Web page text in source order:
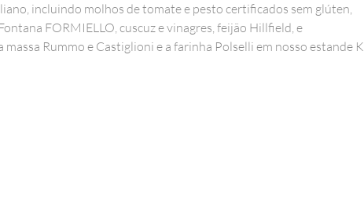
incluindo molhos de tomate e pesto certificados sem glúten,
FORMIELLO, cuscuz e vinagres, feijão Hillfield, e
Rummo e Castiglioni e a farinha Polselli em nosso estande K